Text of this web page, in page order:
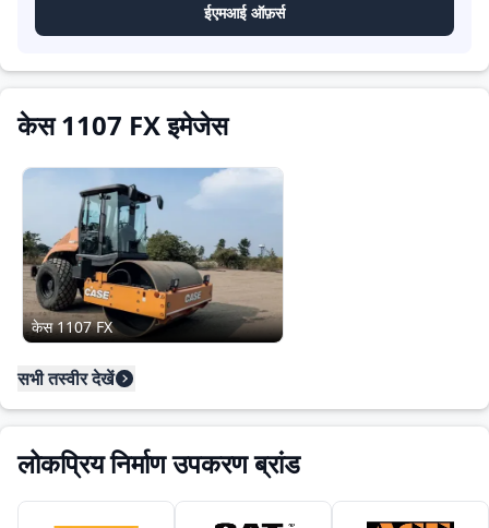
ईएमआई ऑफ़र्स
केस 1107 FX इमेजेस
केस 1107 FX
सभी तस्वीर देखें
लोकप्रिय निर्माण उपकरण ब्रांड